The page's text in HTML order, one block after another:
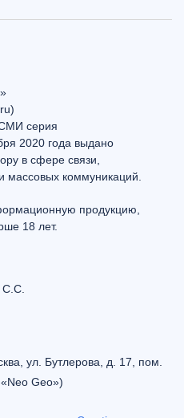
СМИ серия
2020 года выдано
в сфере связи,
массовых коммуникаций.
продукцию,
18 лет.
С.С.
ул. Бутлерова, д. 17, пом.
Geo»)